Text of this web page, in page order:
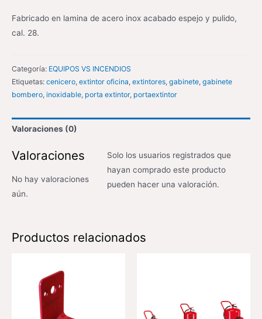
Fabricado en lamina de acero inox acabado espejo y pulido,
cal. 28.
Categoría: EQUIPOS VS INCENDIOS
Etiquetas: cenicero, extintor oficina, extintores, gabinete, gabinete
bombero, inoxidable, porta extintor, portaextintor
Valoraciones (0)
Valoraciones
No hay valoraciones
aún.
Solo los usuarios registrados que
hayan comprado este producto
pueden hacer una valoración.
Productos relacionados